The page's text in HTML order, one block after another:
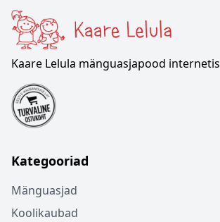
Kaare Lelula mänguasjapood internetis
Kategooriad
Mänguasjad
Koolikaubad